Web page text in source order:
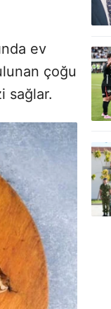
ev
çoğu
sağlar.